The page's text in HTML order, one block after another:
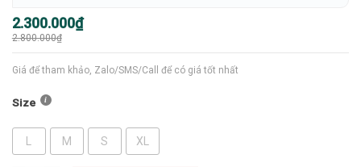
2.800.000₫
Giá
gốc
là:
2.300.000₫
Giá
hiện
tại
Giá để tham khảo, Zalo/SMS/Call để có giá tốt nhất
Size
M S XL